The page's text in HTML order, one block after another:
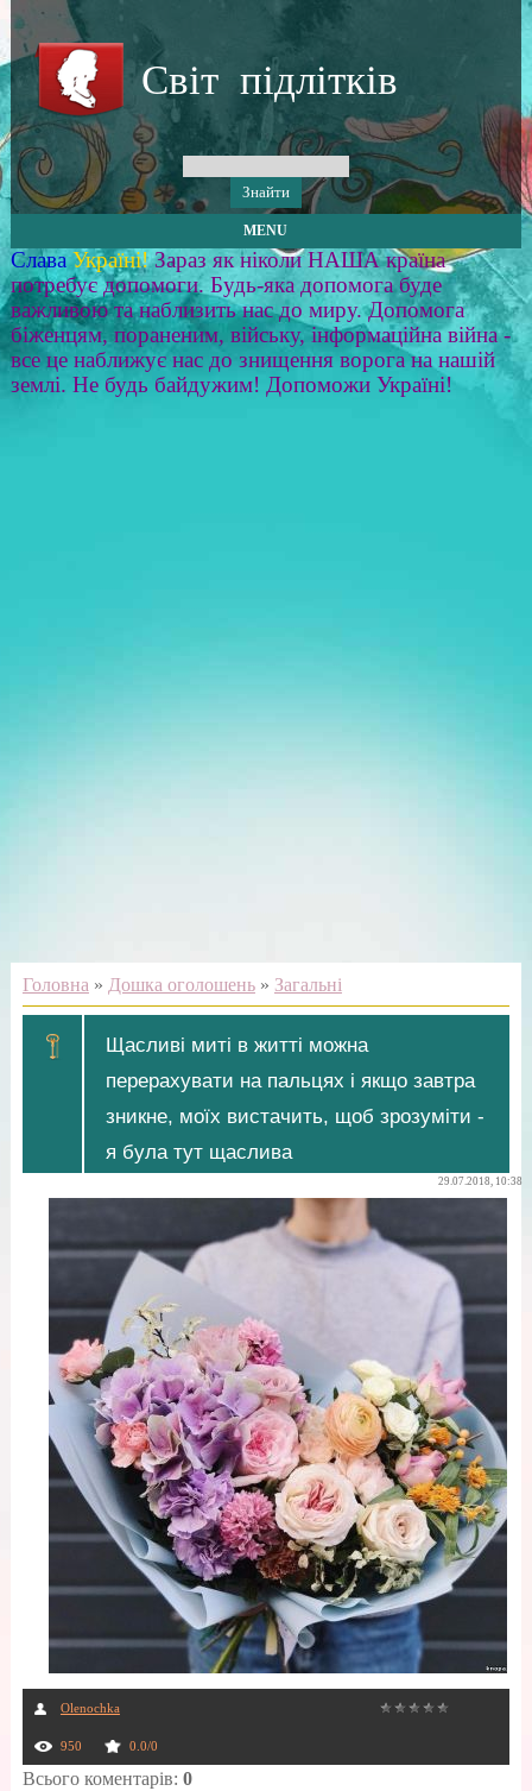
Світ підлітків
MENU
Слава Україні! Зараз як ніколи НАША країна
потребує допомоги. Будь-яка допомога буде
важливою та наблизить нас до миру. Допомога
біженцям, пораненим, війську, інформаційна війна -
все це наближує нас до знищення ворога на нашій
землі. Не будь байдужим! Допоможи Україні!
Головна » Дошка оголошень» Загальні
Щасливі миті в житті можна
перерахувати на пальцях і якщо завтра
зникне, моїх вистачить, щоб зрозуміти -
я була тут щаслива
29.07.2018, 10:38
Olenochka
950 0.0/0
Всього коментарів: 0